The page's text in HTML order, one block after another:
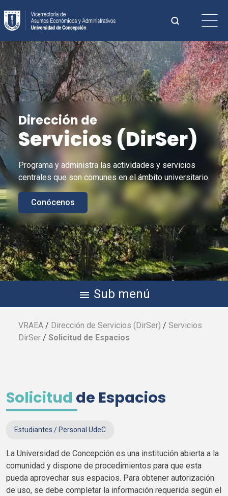
al
contenido
Buscar:
Cuando
Dirección de
Servicios (DirSer)
Programa y administra las actividades y servicios
centrales que son comunes en el ámbito universitario.
Conócenos
menu Sub menú
VRAEA / Dirección de Servicios (DirSer) / Servicios
DirSer / Solicitud de Espacios
Solicitud de Espacios
Estudiantes / Personal UdeC
La Universidad de Concepción es una institución abierta a la
comunidad y dispone de procedimientos para que esta
pueda aprovechar sus espacios. Para obtener autorización
de uso, se debe completar la información requerida según el